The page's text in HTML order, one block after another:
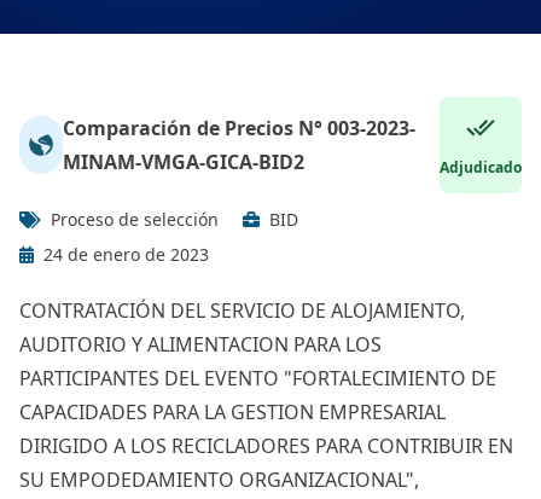
Comparación de Precios N° 003-2023-
MINAM-VMGA-GICA-BID2
Adjudicado
Proceso de selección
BID
24 de enero de 2023
CONTRATACIÓN DEL SERVICIO DE ALOJAMIENTO,
AUDITORIO Y ALIMENTACION PARA LOS
PARTICIPANTES DEL EVENTO "FORTALECIMIENTO DE
CAPACIDADES PARA LA GESTION EMPRESARIAL
DIRIGIDO A LOS RECICLADORES PARA CONTRIBUIR EN
SU EMPODEDAMIENTO ORGANIZACIONAL",